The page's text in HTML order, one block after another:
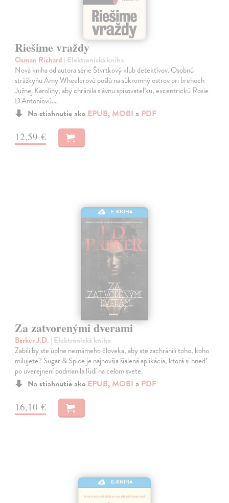
Riešime vraždy
Osman Richard | Elektronická kniha
Nová kniha od autora série Štvrtkový klub detektívov. Osobnú
strážkyňu Amy Wheelerovú pošlú na súkromný ostrov pri brehoch
Južnej Karolíny, aby chránila slávnu spisovateľku, excentrickú Rosie
D'Antoniovú.…
Na stiahnutie ako EPUB, MOBI a PDF
12,59 €
E-KNIHA
Za zatvorenými dverami
Barker J.D. | Elektronická kniha
Zabili by ste úplne neznámeho človeka, aby ste zachránili toho, koho
milujete? Sugar & Spice je najnovšia šialená aplikácia, ktorá si hneď
po uverejnení podmanila ľudí na celom svete.
Na stiahnutie ako EPUB, MOBI a PDF
16,10 €
E-KNIHA